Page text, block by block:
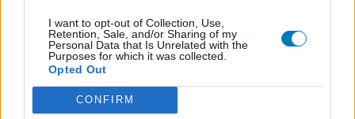
I want to opt-out of Collection, Use,
Retention, Sale, and/or Sharing of my
Personal Data that Is Unrelated with the
Purposes for which it was collected.
Opted Out
CONFIRM
Dexamfetamine (446)
ADHD - psychostimulantia
Euthyrox (436)
Schildklier - hypothyroidie (traagwerkend)